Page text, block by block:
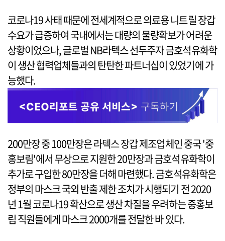
코로나19 사태 때문에 전세계적으로 의료용 니트릴 장갑
수요가 급증하여 국내에서는 대량의 물량확보가 어려운
상황이었으나, 글로벌 NB라텍스 선두주자 금호석유화학
이 생산 협력업체들과의 탄탄한 파트너십이 있었기에 가
능했다.
200만장 중 100만장은 라텍스 장갑 제조업체인 중국 '중
홍보림'에서 무상으로 지원한 20만장과 금호석유화학이
추가로 구입한 80만장을 더해 마련했다. 금호석유화학은
정부의 마스크 국외 반출 제한 조치가 시행되기 전 2020
년 1월 코로나19 확산으로 생산 차질을 우려하는 중홍보
림 직원들에게 마스크 2000개를 전달한 바 있다.